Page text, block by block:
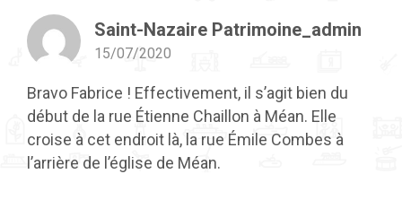
Saint-Nazaire Patrimoine_admin
15/07/2020
Bravo Fabrice ! Effectivement, il s’agit bien du
début de la rue Étienne Chaillon à Méan. Elle
croise à cet endroit là, la rue Émile Combes à
l’arrière de l’église de Méan.